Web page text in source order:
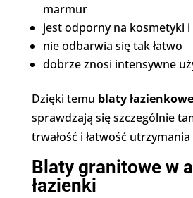
marmur
jest odporny na kosmetyki
nie odbarwia się tak łatwo
dobrze znosi intensywne
Dzięki temu blaty
sprawdzają się szczególnie
trwałość i łatwość
Blaty granitowe w
łazienki